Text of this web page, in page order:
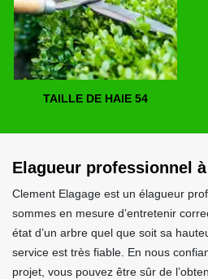
TAILLE DE HAIE 54
Elagueur professionnel
Clement Elagage est un élagueur
sommes en mesure d’entretenir
état d’un arbre quel que soit sa
service est très fiable. En nous
projet, vous pouvez être sûr de